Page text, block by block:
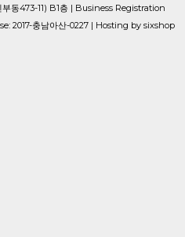
동473-11) B1층 | Business Registration
2017-충남아산-0227 | Hosting by sixshop